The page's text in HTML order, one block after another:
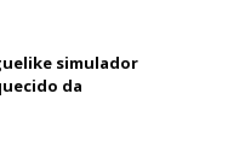
simulador
da